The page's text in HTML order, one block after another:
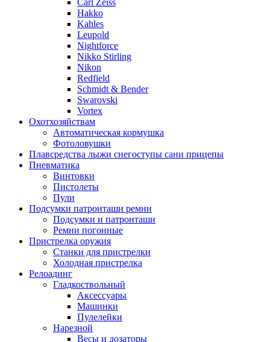
Carl Zeiss
Hakko
Kahles
Leupold
Nightforce
Nikko Stirling
Nikon
Redfield
Schmidt & Bender
Swarovski
Vortex
Охотхозяйствам
Автоматическая кормушка
Фотоловушки
Плавсредства лыжи снегоступы сани прицепы
Пневматика
Винтовки
Пистолеты
Пули
Подсумки патронташи ремни
Подсумки и патронташи
Ремни погонные
Пристрелка оружия
Станки для пристрелки
Холодная пристрелка
Релоадинг
Гладкоствольный
Аксессуары
Машинки
Пулелейки
Нарезной
Весы и дозаторы